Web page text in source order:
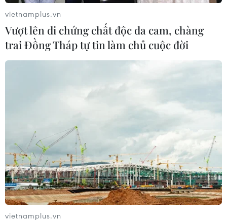
vietnamplus.vn
Vượt lên di chứng chất độc da cam, chàng
trai Đồng Tháp tự tin làm chủ cuộc đời
vietnamplus.vn